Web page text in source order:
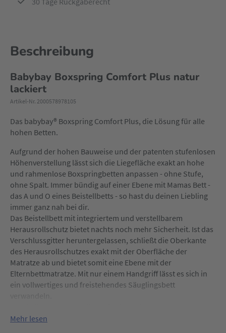
Beschreibung
Babybay Boxspring Comfort Plus natur
lackiert
Artikel-Nr. 2000578978105
Das babybay® Boxspring Comfort Plus, die Lösung für alle
hohen Betten.
Aufgrund der hohen Bauweise und der patenten stufenlosen
Höhenverstellung lässt sich die Liegefläche exakt an hohe
und rahmenlose Boxspringbetten anpassen - ohne Stufe,
ohne Spalt. Immer bündig auf einer Ebene mit Mamas Bett -
das A und O eines Beistellbetts - so hast du deinen Liebling
immer ganz nah bei dir.
Das Beistellbett mit integriertem und verstellbarem
Herausrollschutz bietet nachts noch mehr Sicherheit. Ist das
Verschlussgitter heruntergelassen, schließt die Oberkante
des Herausrollschutzes exakt mit der Oberfläche der
Matratze ab und bietet somit eine Ebene mit der
Elternbettmatratze. Mit nur einem Handgriff lässt es sich in
ein vollwertiges und freistehendes Säuglingsbett
Verschlussgitters ist das Beistellbett in jeder eingestellten
Mehr lesen